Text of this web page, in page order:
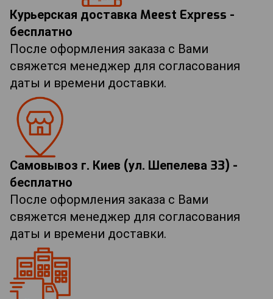
Курьерская доставка Meest Express -
бесплатно
После оформления заказа с Вами
свяжется менеджер для согласования
даты и времени доставки.
Самовывоз г. Киев (ул. Шепелева 33) -
бесплатно
После оформления заказа с Вами
свяжется менеджер для согласования
даты и времени доставки.